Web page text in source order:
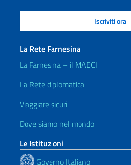
La Rete Farnesina
La Farnesina – il MAECI
La Rete diplomatica
Viaggiare sicuri
Dove siamo nel mondo
Le Istituzioni
Governo Italiano